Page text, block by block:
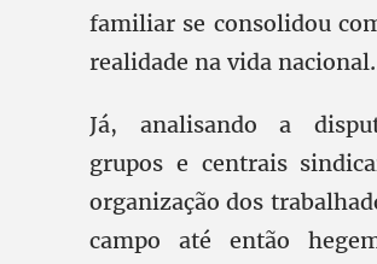
familiar se consolidou
realidade na vida nacional.
Já, analisando a
grupos e centrais
organização dos
campo até então